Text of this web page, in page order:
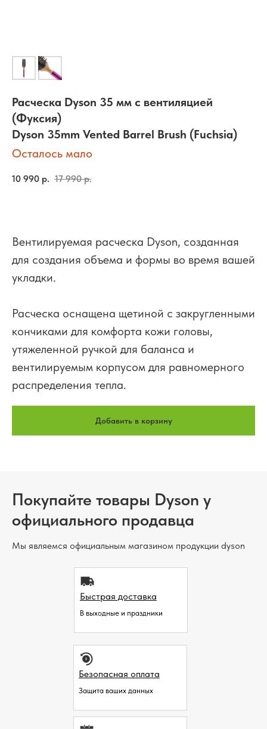
Расческа Dyson 35 мм с вентиляцией
(Фуксия)
Dyson 35mm Vented Barrel Brush (Fuchsia)
Осталось мало
10 990 р. 17 990 р.
Вентилируемая расческа Dyson, созданная
для создания объема и формы во время вашей
укладки.
Расческа оснащена щетиной с закругленными
кончиками для комфорта кожи головы,
утяжеленной ручкой для баланса и
вентилируемым корпусом для равномерного
распределения тепла.
Добавить в корзину
Покупайте товары Dyson у
официального продавца
Мы являемся официальным магазином продукции dyson
Быстрая доставка
В выходные и праздники
Безопасная оплата
Защита ваших данных